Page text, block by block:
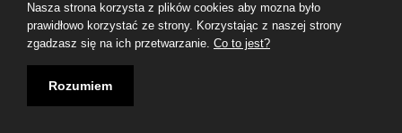
Nasza strona korzysta z plików cookies aby mozna było
prawidłowo korzystać ze strony. Korzystając z naszej strony
zgadzasz się na ich przetwarzanie. Co to jest?
Rozumiem